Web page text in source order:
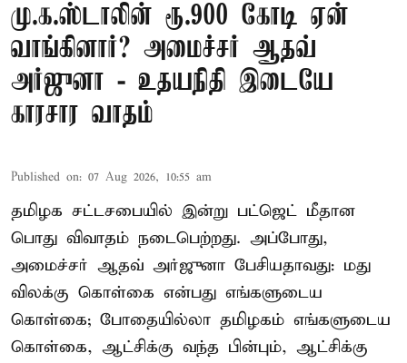
மு.க.ஸ்டாலின் ரூ.900 கோடி ஏன்
வாங்கினார்? அமைச்சர் ஆதவ்
அர்ஜுனா - உதயநிதி இடையே
காரசார வாதம்
Published on: 07 Aug 2026, 10:55 am
தமிழக சட்டசபையில் இன்று பட்ஜெட் மீதான
பொது விவாதம் நடைபெற்றது. அப்போது,
அமைச்சர் ஆதவ் அர்ஜுனா பேசியதாவது: மது
விலக்கு கொள்கை என்பது எங்களுடைய
கொள்கை; போதையில்லா தமிழகம் எங்களுடைய
கொள்கை, ஆட்சிக்கு வந்த பின்பும், ஆட்சிக்கு